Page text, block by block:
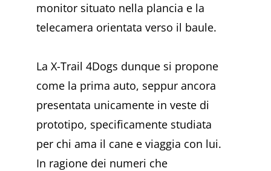
monitor situato nella plancia e la
telecamera orientata verso il baule.
La X-Trail 4Dogs dunque si propone
come la prima auto, seppur ancora
presentata unicamente in veste di
prototipo, specificamente studiata
per chi ama il cane e viaggia con lui.
In ragione dei numeri che